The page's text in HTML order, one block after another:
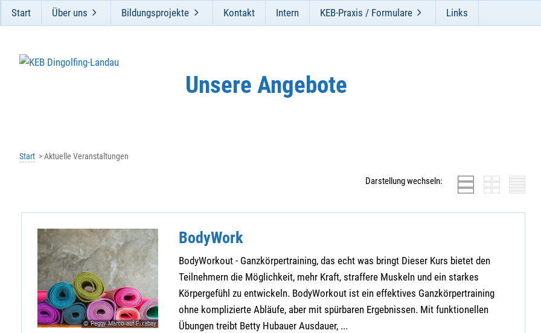
Start Über uns Bildungsprojekte Kontakt Intern KEB-Praxis / Formulare Links
Unsere Angebote
Start Aktuelle Veranstaltungen
Darstellung wechseln:
© Peggy Marco auf Pixabay
BodyWork
BodyWorkout - Ganzkörpertraining, das echt was bringt Dieser Kurs bietet den
Teilnehmern die Möglichkeit, mehr Kraft, straffere Muskeln und ein starkes
Körpergefühl zu entwickeln. BodyWorkout ist ein effektives Ganzkörpertraining
ohne komplizierte Abläufe, aber mit spürbaren Ergebnissen. Mit funktionellen
Übungen treibt Betty Hubauer Ausdauer, ...